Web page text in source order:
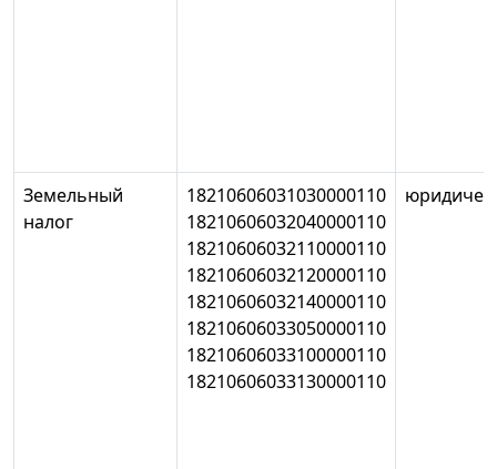
Земельный
налог
18210606031030000110
18210606032040000110
18210606032110000110
18210606032120000110
18210606032140000110
18210606033050000110
18210606033100000110
18210606033130000110